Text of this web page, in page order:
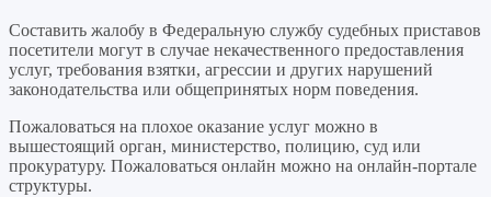
Составить жалобу в Федеральную службу судебных приставов
посетители могут в случае некачественного предоставления
услуг, требования взятки, агрессии и других нарушений
законодательства или общепринятых норм поведения.
Пожаловаться на плохое оказание услуг можно в
вышестоящий орган, министерство, полицию, суд или
прокуратуру. Пожаловаться онлайн можно на онлайн-портале
структуры.